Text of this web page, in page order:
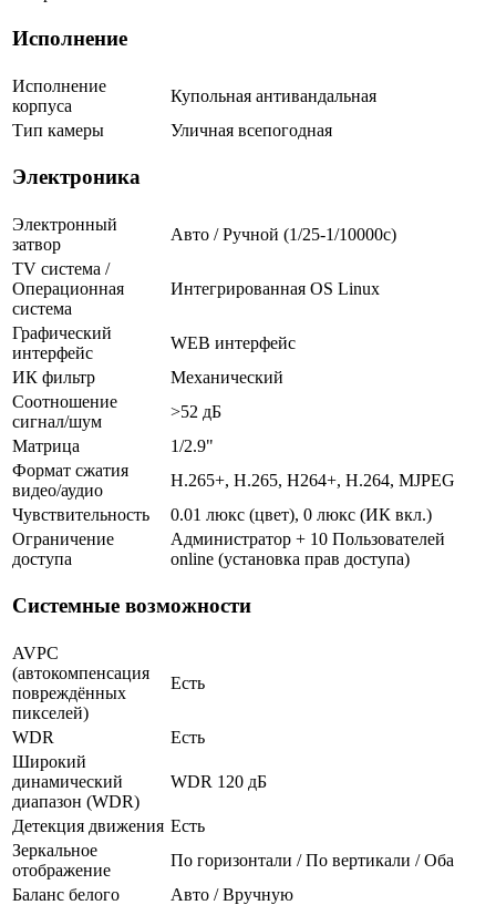
Исполнение
Исполнение
корпуса
Купольная антивандальная
Тип камеры
Уличная всепогодная
Электроника
Электронный
затвор
Авто / Ручной (1/25-1/10000c)
TV система /
Операционная
система
Интегрированная OS Linux
Графический
интерфейс
WEB интерфейс
ИК фильтр
Механический
Соотношение
сигнал/шум
>52 дБ
Матрица
1/2.9"
Формат сжатия
видео/аудио
H.265+, H.265, H264+, H.264, MJPEG
Чувствительность
0.01 люкс (цвет), 0 люкс (ИК вкл.)
Ограничение
доступа
Администратор + 10 Пользователей
online (установка прав доступа)
Системные возможности
AVPC
(автокомпенсация
повреждённых
пикселей)
Есть
WDR
Есть
Широкий
динамический
диапазон (WDR)
WDR 120 дБ
Детекция движения Есть
Зеркальное
отображение
По горизонтали / По вертикали / Оба
Баланс белого
Авто / Вручную